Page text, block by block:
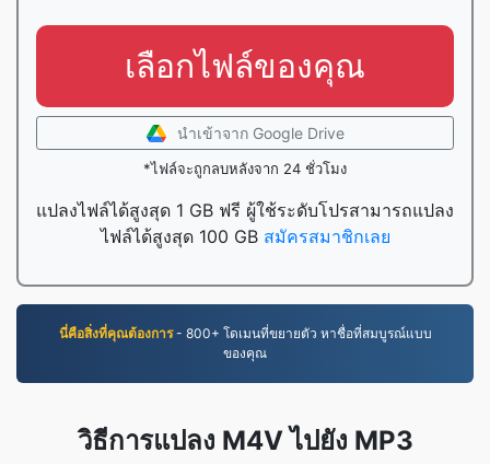
เลือกไฟล์ของคุณ
นำเข้าจาก Google Drive
*ไฟล์จะถูกลบหลังจาก 24 ชั่วโมง
แปลงไฟล์ได้สูงสุด 1 GB ฟรี ผู้ใช้ระดับโปรสามารถแปลง
ไฟล์ได้สูงสุด 100 GB สมัครสมาชิกเลย
นี่คือสิ่งที่คุณต้องการ- 800+ โดเมนที่ขยายตัว หาชื่อที่สมบูรณ์แบบ
ของคุณ
วิธีการแปลง M4V ไปยัง MP3